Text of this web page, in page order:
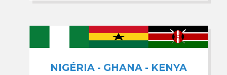
NIGÉRIA - GHANA - KENYA